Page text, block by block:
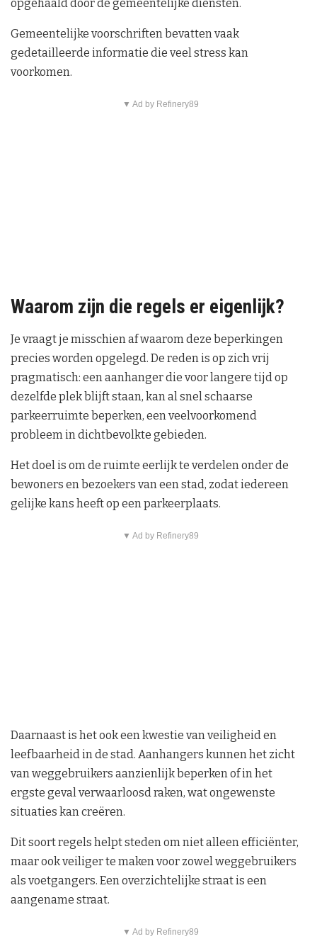
opgehaald door de gemeentelijke diensten.
Gemeentelijke voorschriften bevatten vaak
gedetailleerde informatie die veel stress kan
voorkomen.
▼ Ad by Refinery89
Waarom zijn die regels er eigenlijk?
Je vraagt je misschien af waarom deze beperkingen
precies worden opgelegd. De reden is op zich vrij
pragmatisch: een aanhanger die voor langere tijd op
dezelfde plek blijft staan, kan al snel schaarse
parkeerruimte beperken, een veelvoorkomend
probleem in dichtbevolkte gebieden.
Het doel is om de ruimte eerlijk te verdelen onder de
bewoners en bezoekers van een stad, zodat iedereen
gelijke kans heeft op een parkeerplaats.
▼ Ad by Refinery89
Daarnaast is het ook een kwestie van veiligheid en
leefbaarheid in de stad. Aanhangers kunnen het zicht
van weggebruikers aanzienlijk beperken of in het
ergste geval verwaarloosd raken, wat ongewenste
situaties kan creëren.
Dit soort regels helpt steden om niet alleen efficiënter,
maar ook veiliger te maken voor zowel weggebruikers
als voetgangers. Een overzichtelijke straat is een
aangename straat.
▼ Ad by Refinery89